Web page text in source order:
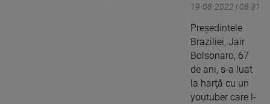
19-08-2022 | 08:31
Preşedintele
Braziliei, Jair
Bolsonaro, 67
de ani, s-a luat
la harţă cu un
youtuber care l-